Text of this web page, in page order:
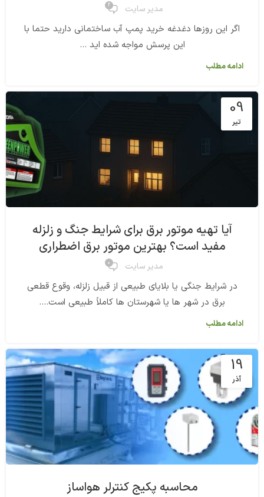
مدیر سایت 2
اگر این روزها دغدغه خرید پمپ آب ساختمانی دارید حتما با
این پرسش مواجه شده اید ...
ادامه مطلب
09
تیر
آیا تهیه موتور برق برای شرایط جنگ و زلزله
مفید است؟ بهترین موتور برق اضطراری
مدیر سایت 0
در شرایط جنگی یا بلایای طبیعی از قبیل زلزله، وقوع قطعی
برق در شهر ها یا شهرستان ها کاملاً طبیعی است....
ادامه مطلب
19
آذر
محاسبه پکیج کنترلر هواساز